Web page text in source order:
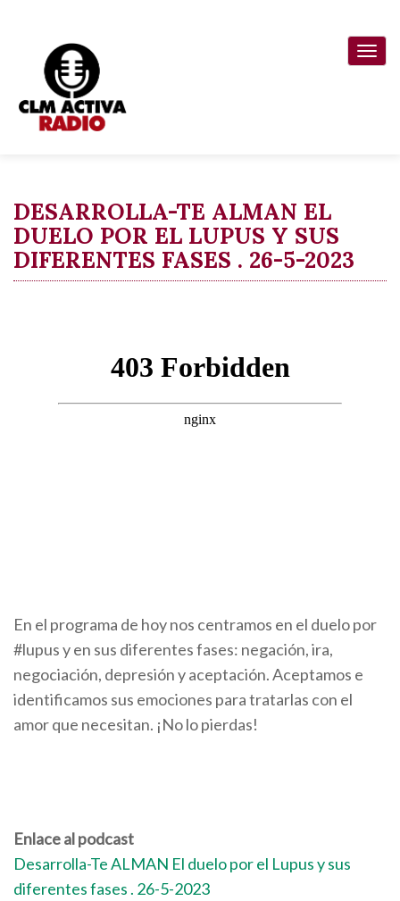
contenido
principal
DESARROLLA-TE ALMAN EL
DUELO POR EL LUPUS Y SUS
DIFERENTES FASES . 26-5-2023
En el programa de hoy nos centramos en el duelo por
#lupus y en sus diferentes fases: negación, ira,
negociación, depresión y aceptación. Aceptamos e
identificamos sus emociones para tratarlas con el
amor que necesitan. ¡No lo pierdas!
Enlace al podcast
Desarrolla-Te ALMAN El duelo por el Lupus y sus
diferentes fases . 26-5-2023